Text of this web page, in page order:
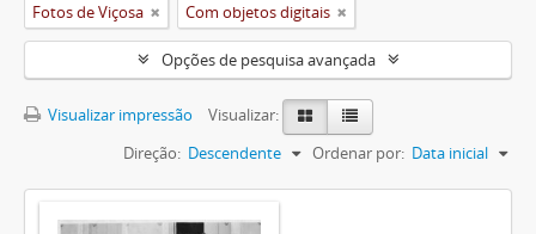
Fotos de Viçosa Com objetos digitais
Opções de pesquisa avançada
Visualizar impressão
Visualizar:
Ordenar por: Data inicial
Direção: Descendente